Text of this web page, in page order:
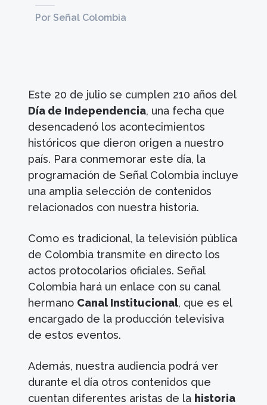
Por Señal Colombia
Este 20 de julio se cumplen 210 años del
Día de Independencia, una fecha que
desencadenó los acontecimientos
históricos que dieron origen a nuestro
país. Para conmemorar este día, la
programación de Señal Colombia incluye
una amplia selección de contenidos
relacionados con nuestra historia.
Como es tradicional, la televisión pública
de Colombia transmite en directo los
actos protocolarios oficiales. Señal
Colombia hará un enlace con su canal
hermano Canal Institucional, que es el
encargado de la producción televisiva
de estos eventos.
Además, nuestra audiencia podrá ver
durante el día otros contenidos que
cuentan diferentes aristas de la historia